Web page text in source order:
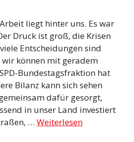
liegt hinter uns. Es war
Druck ist groß, die Krisen
Entscheidungen sind
können mit geradem
Bundestagsfraktion hat
Bilanz kann sich sehen
dafür gesorgt,
in unser Land investiert
… Weiterlesen